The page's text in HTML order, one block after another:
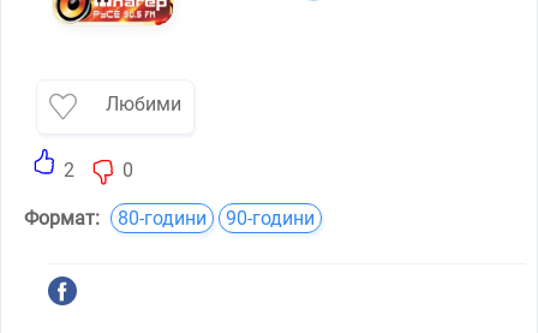
Любими
2 0
Формат: 80-години 90-години